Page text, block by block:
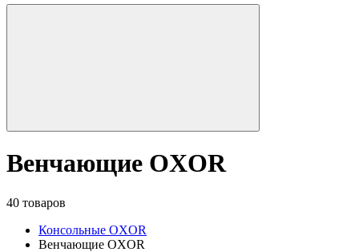
Венчающие OXOR
40 товаров
Консольные OXOR
Венчающие OXOR